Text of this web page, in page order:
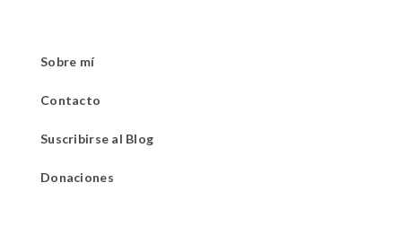
Sobre mí
Contacto
Suscribirse al Blog
Donaciones